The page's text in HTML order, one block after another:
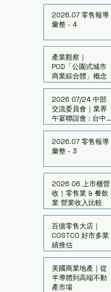
2026.07 零售報導
彙整 - 4
產業觀察｜
POD「公園式城市
商業綜合體」概念
2026 07/24 中部
交流委員會｜業界
午宴聯誼會 : 台中的
跨界與翻轉
2026.07 零售報導
彙整 - 3
2026 06 上市櫃營
收｜零售業 & 餐飲
業 營業收入比較
百億零售大店｜
COSTCO 好市多業
績推估
美國商業地產｜從
半導體到高端不動
產市場